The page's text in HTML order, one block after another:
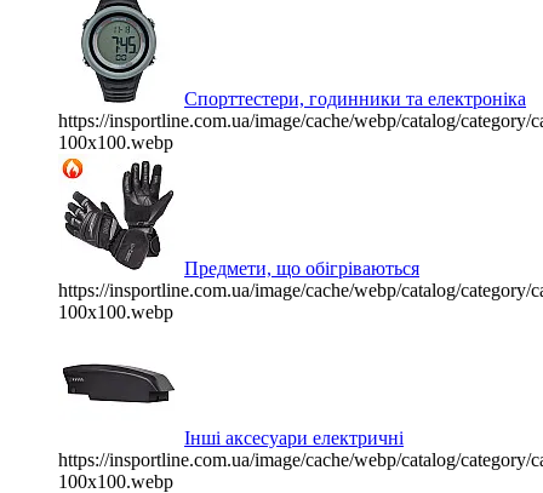
Спорттестери, годинники та електроніка
https://insportline.com.ua/image/cache/webp/catalog/category/
100x100.webp
Предмети, що обігріваються
https://insportline.com.ua/image/cache/webp/catalog/category/
100x100.webp
Інші аксесуари електричні
https://insportline.com.ua/image/cache/webp/catalog/category/
100x100.webp